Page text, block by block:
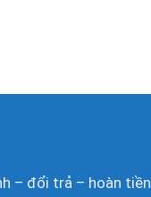
– đổi trả – hoàn tiền